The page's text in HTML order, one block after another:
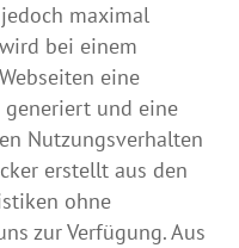
maximal
bei einem
eine
generiert und eine
Nutzungsverhalten
erstellt aus den
ohne
zur Verfügung. Aus